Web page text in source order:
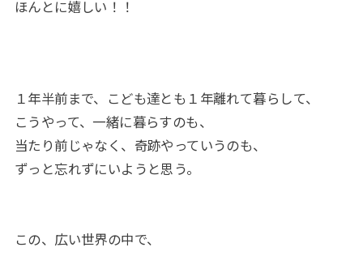
ほんとに嬉しい！！
１年半前まで、こども達とも１年離れて暮らして、
こうやって、一緒に暮らすのも、
当たり前じゃなく、奇跡やっていうのも、
ずっと忘れずにいようと思う。
この、広い世界の中で、